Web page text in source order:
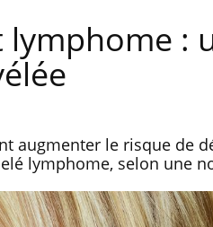
lymphome :
augmenter le risque de
lymphome, selon une